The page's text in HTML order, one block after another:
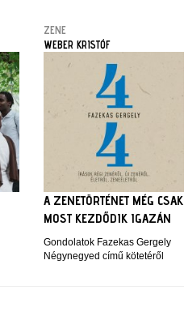
ZENE
WEBER KRISTÓF
A ZENETÖRTÉNET MÉG CSAK
MOST KEZDŐDIK IGAZÁN
Gondolatok Fazekas Gergely
Négynegyed című kötetéről